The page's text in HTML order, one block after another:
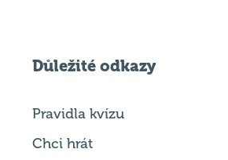
Důležité odkazy
Pravidla kvízu
Chci hrát